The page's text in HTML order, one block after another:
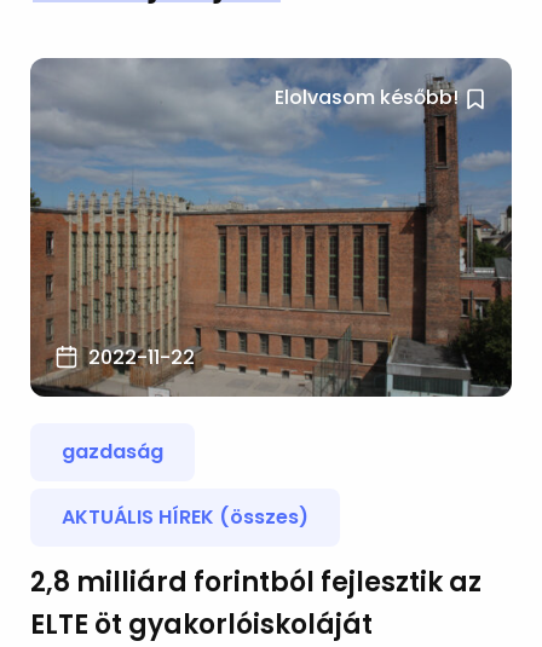
Elolvasom később!
2022-11-22
gazdaság
AKTUÁLIS HÍREK (összes)
2,8 milliárd forintból fejlesztik az
ELTE öt gyakorlóiskoláját